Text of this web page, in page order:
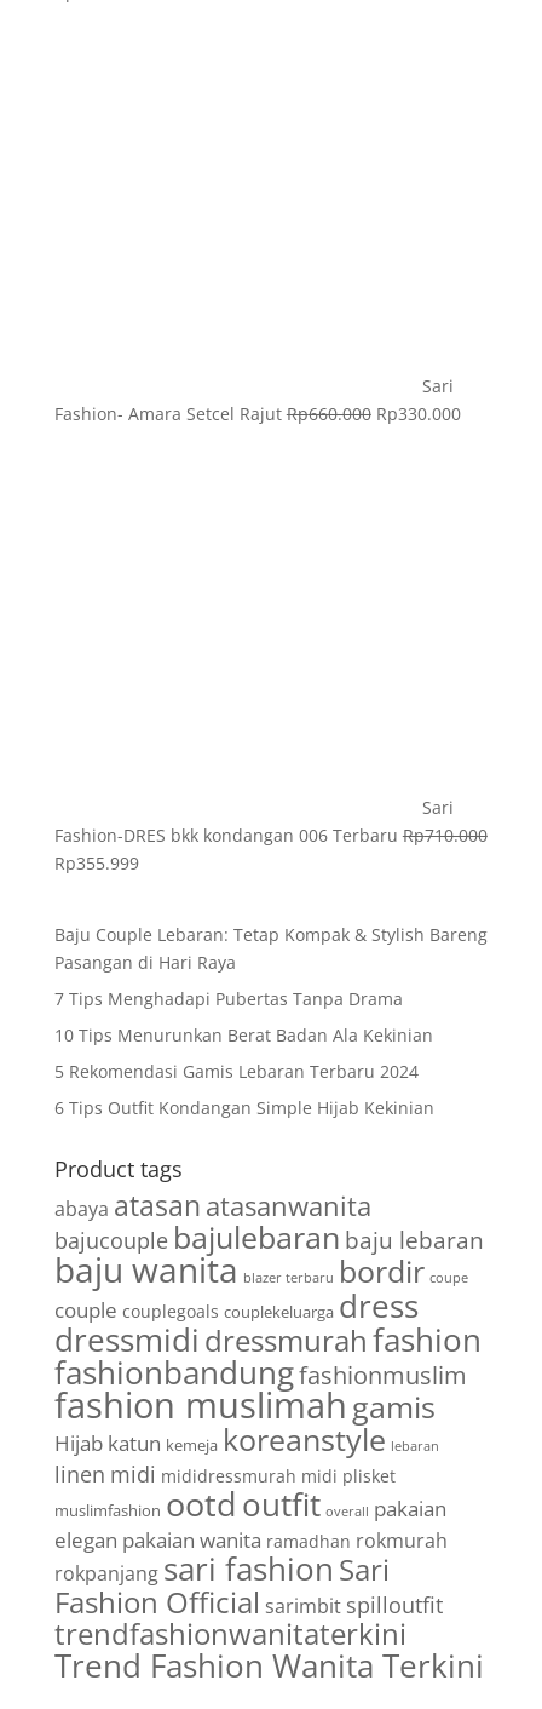
Sari
Fashion- Amara Setcel Rajut Rp660.000 Rp330.000
Sari
Fashion-DRES bkk kondangan 006 Terbaru Rp710.000
Rp355.999
Baju Couple Lebaran: Tetap Kompak & Stylish Bareng
Pasangan di Hari Raya
7 Tips Menghadapi Pubertas Tanpa Drama
10 Tips Menurunkan Berat Badan Ala Kekinian
5 Rekomendasi Gamis Lebaran Terbaru 2024
6 Tips Outfit Kondangan Simple Hijab Kekinian
Product tags
abaya atasan atasanwanita
bajucouple bajulebaran baju lebaran
baju wanita blazer terbaru bordir coupe
couple couplegoals couplekeluarga dress
dressmidi dressmurahfashion
fashionbandungfashionmuslim
fashion muslimah gamis
Hijab katun kemeja koreanstyle lebaran
linen midi mididressmurah midi plisket
muslimfashion ootd outfit overall pakaian
elegan pakaian wanita ramadhan rokmurah
rokpanjang sari fashion Sari
Fashion Official sarimbit spilloutfit
trendfashionwanitaterkini
Trend Fashion Wanita Terkini